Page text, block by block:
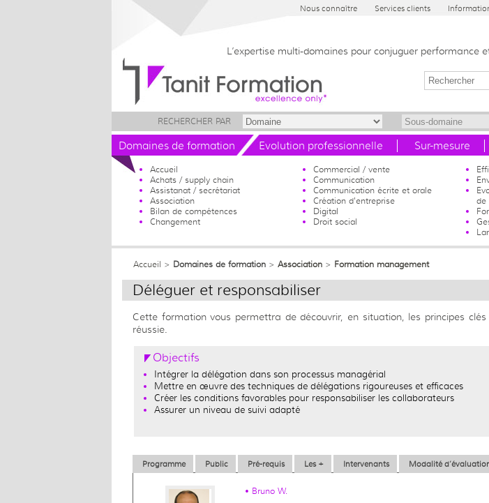
Nous connaître Services clients
L’expertise multi-domaines pour conjuguer performance
RECHERCHER PAR
Domaines de formation Evolution professionnelle Sur-mesure
Accueil
Achats / supply chain
Assistanat / secrétariat
Association
Bilan de compétences
Changement
Commercial / vente
Communication
Communication écrite et orale
Création d'entreprise
Digital
Droit social
de
Accueil > Domaines de formation > Association > Formation management
Déléguer et responsabiliser
Cette formation vous permettra de découvrir, en situation, les principes
réussie.
Objectifs
Intégrer la délégation dans son processus managérial
Mettre en œuvre des techniques de délégations rigoureuses et efficaces
Créer les conditions favorables pour responsabiliser les collaborateurs
Assurer un niveau de suivi adapté
Programme Public Pré-requis Les + Intervenants Modalité
• Bruno W.